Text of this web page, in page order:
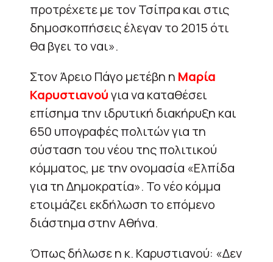
προτρέχετε με τον Τσίπρα και στις
δημοσκοπήσεις έλεγαν το 2015 ότι
θα βγει το ναι».
Στον Άρειο Πάγο μετέβη η Μαρία
Καρυστιανούγια να καταθέσει
επίσημα την ιδρυτική διακήρυξη και
650 υπογραφές πολιτών για τη
σύσταση του νέου της πολιτικού
κόμματος, με την ονομασία «Ελπίδα
για τη Δημοκρατία». Το νέο κόμμα
ετοιμάζει εκδήλωση το επόμενο
διάστημα στην Αθήνα.
Όπως δήλωσε η κ. Καρυστιανού: «Δεν